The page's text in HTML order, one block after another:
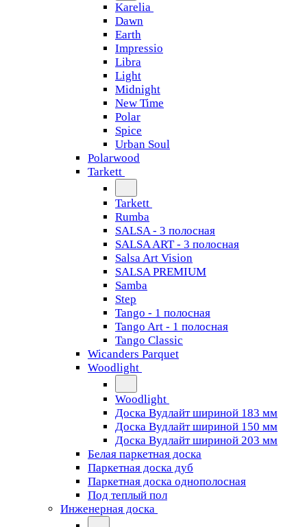
Karelia
Dawn
Earth
Impressio
Libra
Light
Midnight
New Time
Polar
Spice
Urban Soul
Polarwood
Tarkett
Tarkett
Rumba
SALSA - 3 полосная
SALSA ART - 3 полосная
Salsa Art Vision
SALSA PREMIUM
Samba
Step
Tango - 1 полосная
Tango Art - 1 полосная
Tango Classiс
Wicanders Parquet
Woodlight
Woodlight
Доска Вудлайт шириной 183 мм
Доска Вудлайт шириной 150 мм
Доска Вудлайт шириной 203 мм
Белая паркетная доска
Паркетная доска дуб
Паркетная доска однополосная
Под теплый пол
Инженерная доска